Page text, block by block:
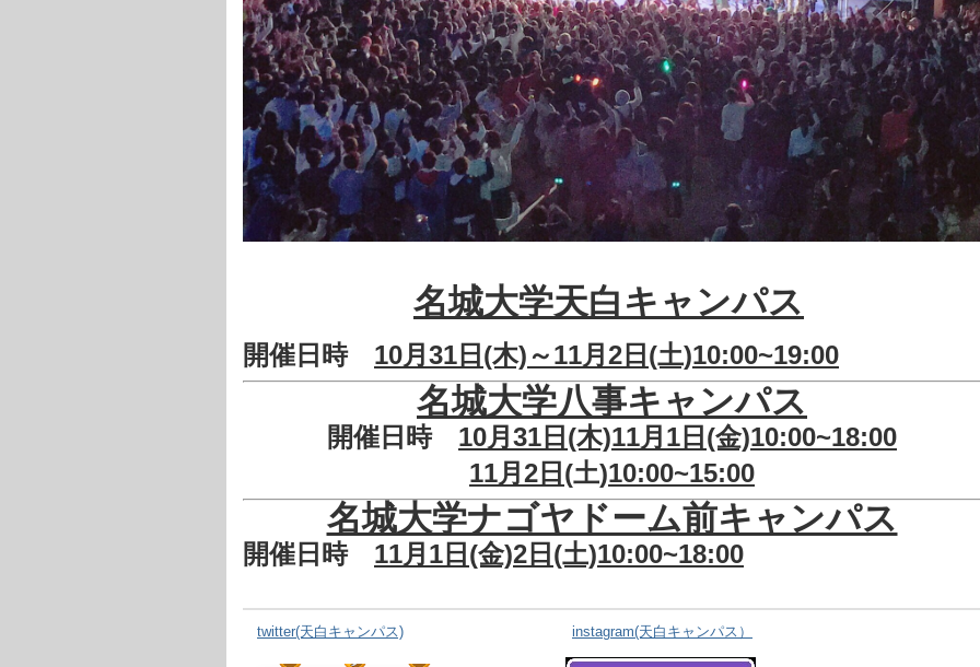
名城大学天白キャンパス
開催日時 10月31 日(木)～11月2日(土)10:00~19:00
名城大学八事キャンパス
開催日時 10月31日(木)11月1日(金)10:00~18:00
11月2日 (土)10:00~15:00
名城大学ナゴヤドーム前キャンパス
開催日時 11月1日(金)2日(土)10:00~18:00
twitter(天白キャンパス) instagram(天白キャンパス）